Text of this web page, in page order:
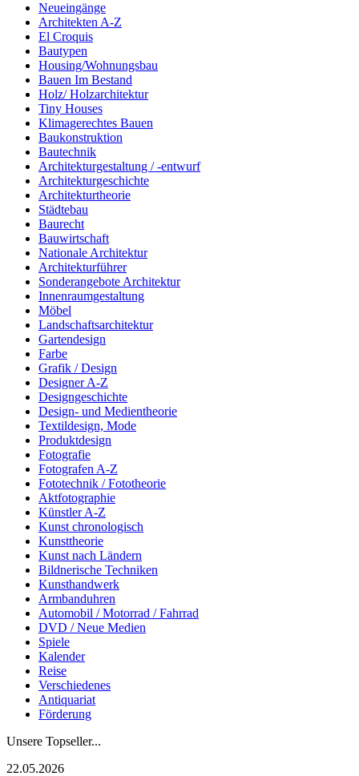
Neueingänge
Architekten A-Z
El Croquis
Bautypen
Housing/Wohnungsbau
Bauen Im Bestand
Holz/ Holzarchitektur
Tiny Houses
Klimagerechtes Bauen
Baukonstruktion
Bautechnik
Architekturgestaltung / -entwurf
Architekturgeschichte
Architekturtheorie
Städtebau
Baurecht
Bauwirtschaft
Nationale Architektur
Architekturführer
Sonderangebote Architektur
Innenraumgestaltung
Möbel
Landschaftsarchitektur
Gartendesign
Farbe
Grafik / Design
Designer A-Z
Designgeschichte
Design- und Medientheorie
Textildesign, Mode
Produktdesign
Fotografie
Fotografen A-Z
Fototechnik / Fototheorie
Aktfotographie
Künstler A-Z
Kunst chronologisch
Kunsttheorie
Kunst nach Ländern
Bildnerische Techniken
Kunsthandwerk
Armbanduhren
Automobil / Motorrad / Fahrrad
DVD / Neue Medien
Spiele
Kalender
Reise
Verschiedenes
Antiquariat
Förderung
Unsere Topseller...
22.05.2026